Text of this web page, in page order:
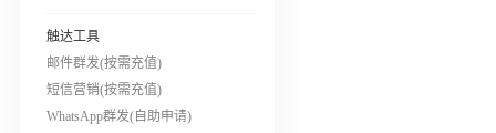
触达工具
邮件群发(按需充值)
短信营销(按需充值)
WhatsApp群发(自助申请)